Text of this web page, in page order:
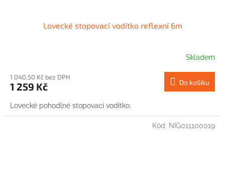
Lovecké stopovací vodítko reflexní 6m
Skladem
1 040,50 Kč bez DPH
1 259 Kč Do košíku
Lovecké pohodlné stopovací vodítko.
Kód: NIG011100019